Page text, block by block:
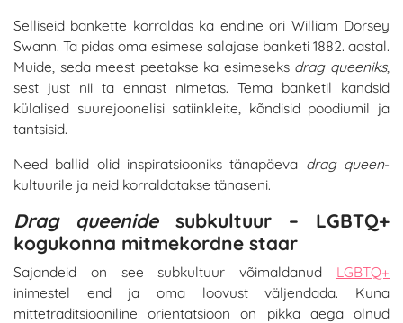
Selliseid bankette korraldas ka endine ori William Dorsey
Swann. Ta pidas oma esimese salajase banketi 1882. aastal.
Muide, seda meest peetakse ka esimeseks drag queeniks,
sest just nii ta ennast nimetas. Tema banketil kandsid
külalised suurejoonelisi satiinkleite, kõndisid poodiumil ja
tantsisid.
Need ballid olid inspiratsiooniks tänapäeva drag queen-
kultuurile ja neid korraldatakse tänaseni.
Drag queenide subkultuur – LGBTQ+
kogukonna mitmekordne staar
Sajandeid on see subkultuur võimaldanud LGBTQ+
inimestel end ja oma loovust väljendada. Kuna
mittetraditsiooniline orientatsioon on pikka aega olnud